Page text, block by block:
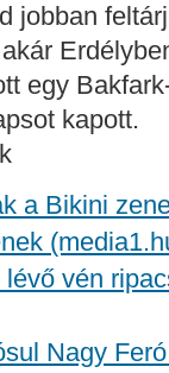
jobban
egy
kapott.
a Bikini
vén
Nagy